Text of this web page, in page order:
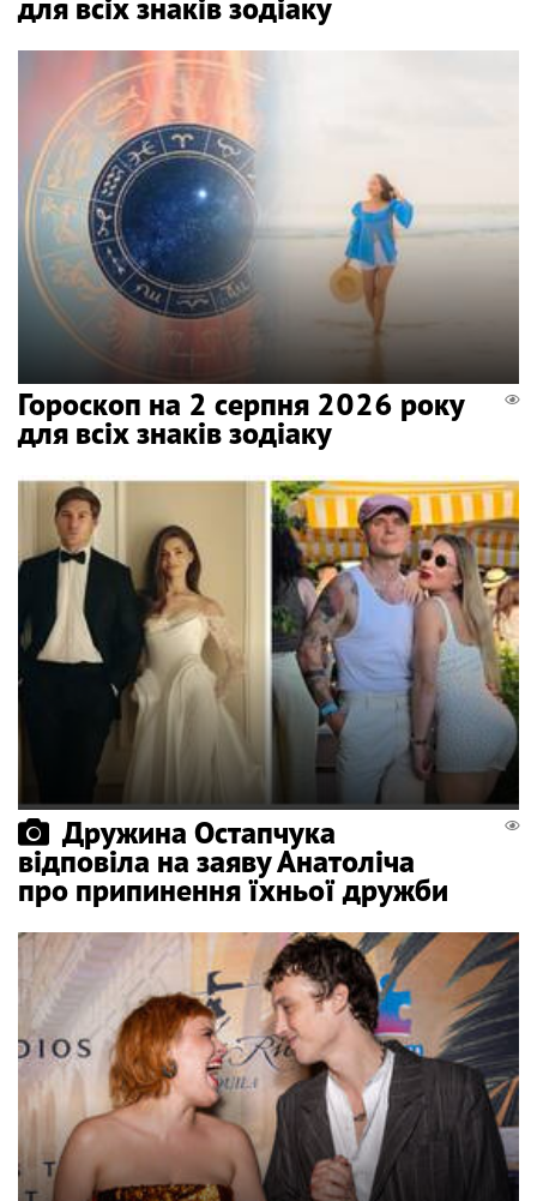
Гороскоп на 2 серпня 2026 року
для всіх знаків зодіаку
Дружина Остапчука
відповіла на заяву Анатоліча
про припинення їхньої дружби